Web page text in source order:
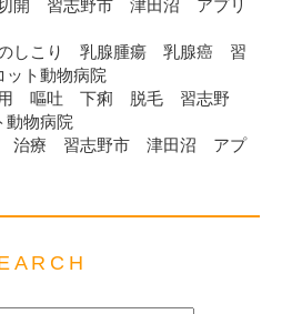
習志野市 津田沼 アプリ
しこり 乳腺腫瘍 乳腺癌 習
ト動物病院
嘔吐 下痢 脱毛 習志野
物病院
治療 習志野市 津田沼 アプ